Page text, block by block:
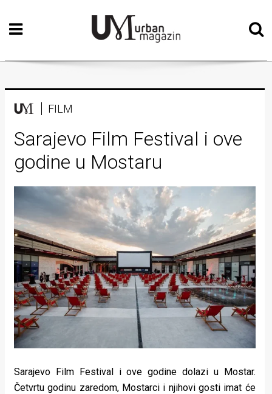
Početna
Vizualne
Teatar
Književnost
Muzika
Kolumne
Kultura
Lifestyle
Beauty
Fashion
Za
FILM
Sarajevo Film Festival i ove
godine u Mostaru
Sarajevo Film Festival i ove godine dolazi u Mostar.
Četvrtu godinu zaredom, Mostarci i njihovi gosti imat će